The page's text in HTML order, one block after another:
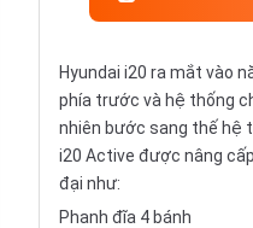
Hyundai i20 ra mắt vào
phía trước và hệ thống
nhiên bước sang thế hệ
i20 Active được nâng
đại như:
Phanh đĩa 4 bánh